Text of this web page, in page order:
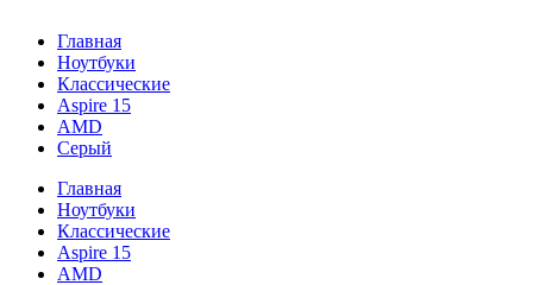
Главная
Ноутбуки
Классические
Aspire 15
AMD
Серый
Главная
Ноутбуки
Классические
Aspire 15
AMD